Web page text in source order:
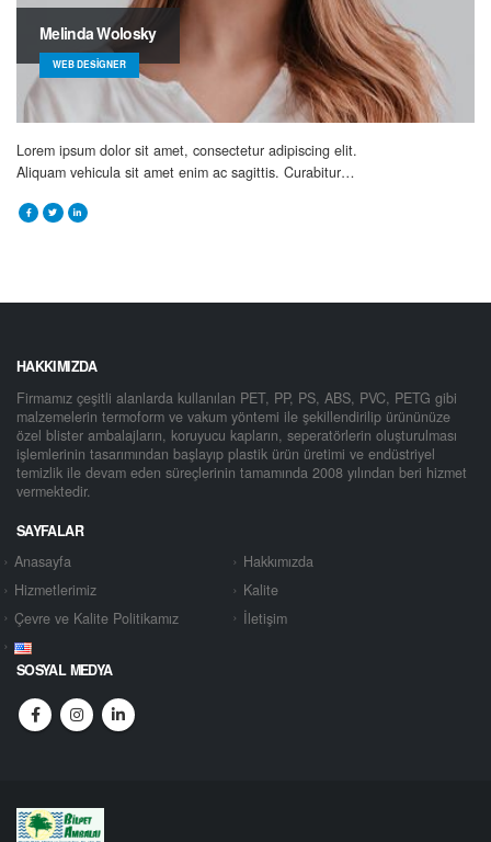
Melinda Wolosky
WEB DESIGNER
Lorem ipsum dolor sit amet, consectetur adipiscing elit.
Aliquam vehicula sit amet enim ac sagittis. Curabitur…
HAKKIMIZDA
Firmamız çeşitli alanlarda kullanılan PET, PP, PS, ABS, PVC, PETG gibi
malzemelerin termoform ve vakum yöntemi ile şekillendirilip ürününüze
özel blister ambalajların, koruyucu kapların, seperatörlerin oluşturulması
işlemlerinin tasarımından başlayıp plastik ürün üretimi ve endüstriyel
temizlik ile devam eden süreçlerinin tamamında 2008 yılından beri hizmet
vermektedir.
SAYFALAR
Anasayfa
Hakkımızda
Hizmetlerimiz
Kalite
Çevre ve Kalite Politikamız
İletişim
SOSYAL MEDYA